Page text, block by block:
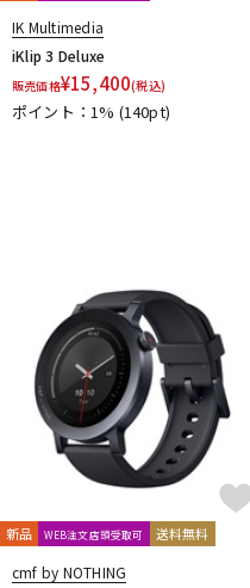
IK Multimedia
iKlip 3 Deluxe
販売価格¥15,400(税込)
ポイント：1% (140pt)
新品 WEB注文店頭受取可 送料無料
cmf by NOTHING